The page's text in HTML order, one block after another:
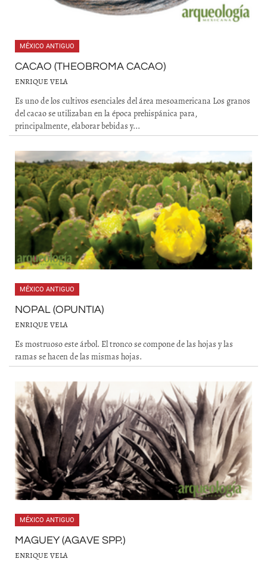
MÉXICO ANTIGUO
CACAO (THEOBROMA CACAO)
ENRIQUE VELA
Es uno de los cultivos esenciales del área mesoamericana Los granos
del cacao se utilizaban en la época prehispánica para,
principalmente, elaborar bebidas y...
MÉXICO ANTIGUO
NOPAL (OPUNTIA)
ENRIQUE VELA
Es mostruoso este árbol. El tronco se compone de las hojas y las
ramas se hacen de las mismas hojas.
MÉXICO ANTIGUO
MAGUEY (AGAVE SPP.)
ENRIQUE VELA